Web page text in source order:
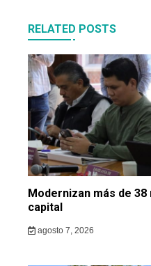
RELATED POSTS
Modernizan más de
capital
agosto 7, 2026